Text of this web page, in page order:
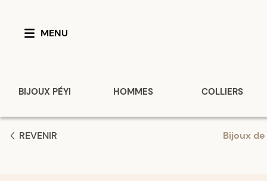
MENU
BIJOUX PÉYI HOMMES COLLIERS
Bijoux
REVENIR